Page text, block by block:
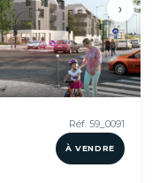
›
Réf. 59_0091
À VENDRE